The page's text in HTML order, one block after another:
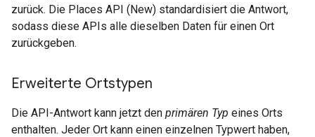
zurück. Die Places API (New) standardisiert die Antwort,
sodass diese APIs alle dieselben Daten für einen Ort
zurückgeben.
Erweiterte Ortstypen
Die API-Antwort kann jetzt den primären Typ eines Orts
enthalten. Jeder Ort kann einen einzelnen Typwert haben,